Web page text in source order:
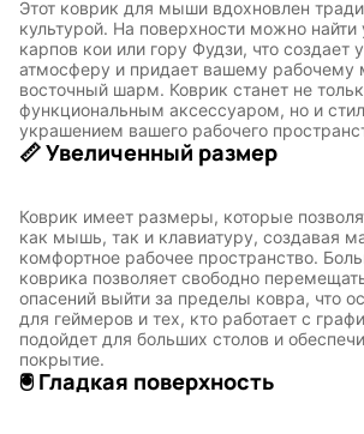
Этот коврик для мыши вдохновлен
культурой. На поверхности можно
карпов кои или гору Фудзи, что создает
атмосферу и придает вашему рабочему
восточный шарм. Коврик станет не
функциональным аксессуаром, но и
украшением вашего рабочего
📏 Увеличенный размер
Коврик имеет размеры, которые
как мышь, так и клавиатуру, создавая
комфортное рабочее пространство.
коврика позволяет свободно
опасений выйти за пределы ковра, что
для геймеров и тех, кто работает с
подойдет для больших столов и
покрытие.
🖲️ Гладкая поверхность